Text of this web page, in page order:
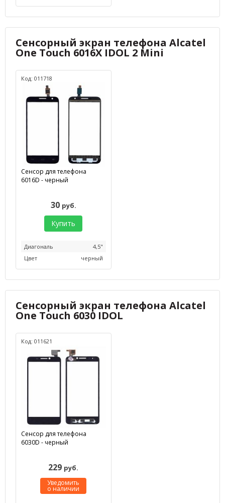
Сенсорный экран телефона Alcatel
One Touch 6016X IDOL 2 Mini
Код: 011718
Сенсор для телефона
6016D - черный
30 руб.
Купить
Диагональ
4,5"
Цвет
черный
Сенсорный экран телефона Alcatel
One Touch 6030 IDOL
Код: 011621
Сенсор для телефона
6030D - черный
229 руб.
Уведомить
о наличии